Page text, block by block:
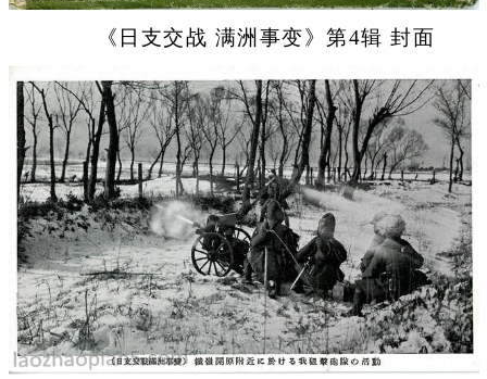
《日支交战 满洲事变》第4辑 封面